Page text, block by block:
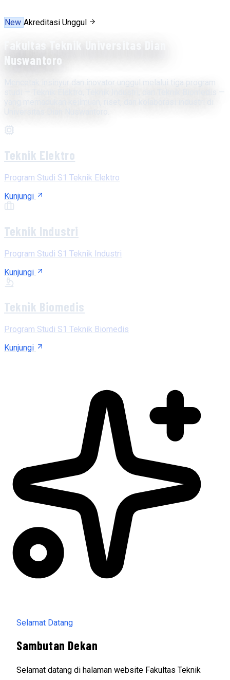
New Akreditasi Unggul
Fakultas Teknik Universitas Dian
Nuswantoro
Mencetak insinyur dan inovator unggul melalui tiga program
studi — Teknik Elektro, Teknik Industri, dan Teknik Biomedis —
Teknik Elektro
Program Studi S1 Teknik Elektro
Kunjungi
Teknik Industri
Program Studi S1 Teknik Industri
Kunjungi
Teknik Biomedis
Program Studi S1 Teknik Biomedis
Kunjungi
Selamat Datang
Sambutan Dekan
Selamat datang di halaman website Fakultas Teknik